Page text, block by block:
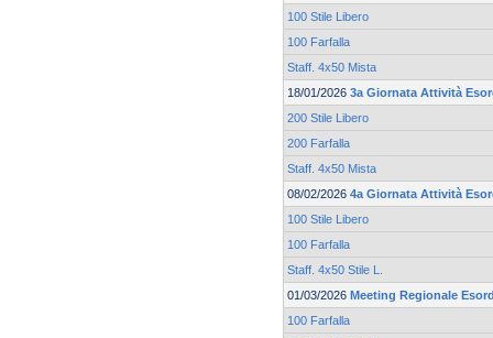
100 Stile Libero
100 Farfalla
Staff. 4x50 Mista
18/01/2026 3a Giornata Attività
200 Stile Libero
200 Farfalla
Staff. 4x50 Mista
08/02/2026 4a Giornata Attività
100 Stile Libero
100 Farfalla
Staff. 4x50 Stile L.
01/03/2026 Meeting Regionale
100 Farfalla